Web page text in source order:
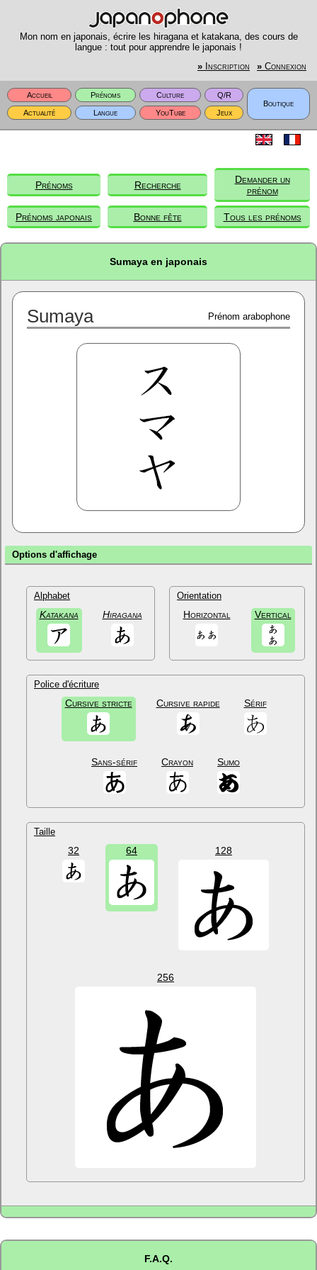
Mon nom en japonais, écrire les hiragana et katakana, des cours de
langue : tout pour apprendre le japonais !
» Inscription » Connexion
Accueil Prénoms Culture
Q/R
Boutique
Actualité
Langue YouTube Jeux
Prénoms Recherche
Demander un
prénom
Prénoms japonais Bonne fête Tous les prénoms
Sumaya en japonais
Sumaya Prénom arabophone
Options d'affichage
Alphabet
Katakana Hiragana
Orientation
Horizontal Vertical
Police d'écriture
Cursive stricte Cursive rapide Sérif
Sans-sérif Crayon Sumo
Taille
32 64 128
256
F.A.Q.